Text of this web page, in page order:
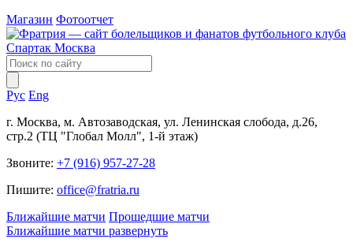
Магазин Фотоотчет
Рус Eng
г. Москва, м. Автозаводская, ул. Ленинская слобода, д.26,
стр.2 (ТЦ "Глобал Молл", 1-й этаж)
Звоните: +7 (916) 957-27-28
Пишите: office@fratria.ru
Ближайшие матчи Прошедшие матчи
Ближайшие матчи развернуть